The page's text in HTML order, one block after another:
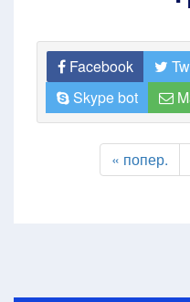
Facebook
Skype bot
« попер.